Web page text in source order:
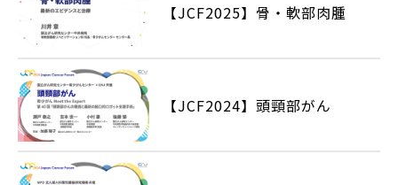
【JCF2025】骨・軟部肉腫
【JCF2024】頭頸部がん